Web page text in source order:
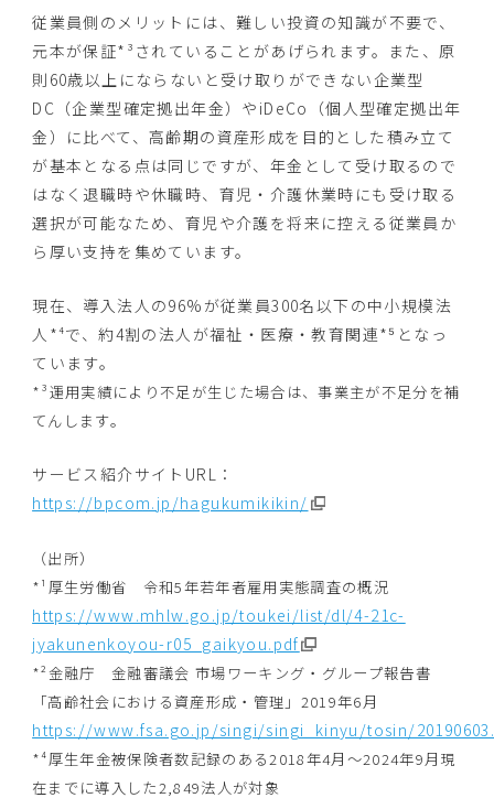
従業員側のメリットには、難しい投資の知識が不要で、
元本が保証*³されていることがあげられます。また、原
則60歳以上にならないと受け取りができない企業型
DC（企業型確定拠出年金）やiDeCo（個人型確定拠出年
金）に比べて、高齢期の資産形成を目的とした積み立て
が基本となる点は同じですが、年金として受け取るので
はなく退職時や休職時、育児・介護休業時にも受け取る
選択が可能なため、育児や介護を将来に控える従業員か
ら厚い支持を集めています。
現在、導入法人の96%が従業員300名以下の中小規模法
人*⁴で、約4割の法人が福祉・医療・教育関連*⁵となっ
ています。
*³運用実績により不足が生じた場合は、事業主が不足分を補
てんします。
サービス紹介サイトURL：
https://bpcom.jp/hagukumikikin/
（出所）
*¹厚生労働省 令和5年若年者雇用実態調査の概況
https://www.mhlw.go.jp/toukei/list/dl/4-21c-
jyakunenkoyou-r05_gaikyou.pdf
*²金融庁 金融審議会 市場ワーキング・グループ報告書
「高齢社会における資産形成・管理」2019年6月
https://www.fsa.go.jp/singi/singi_kinyu/tosin/
*⁴厚生年金被保険者数記録のある2018年4月～2024年9月現
在までに導入した2,849法人が対象